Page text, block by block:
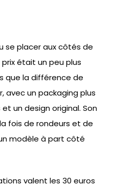
se placer aux côtés de
prix était un peu plus
que la différence de
avec un packaging plus
un design original. Son
fois de rondeurs et de
modèle à part côté
valent les 30 euros